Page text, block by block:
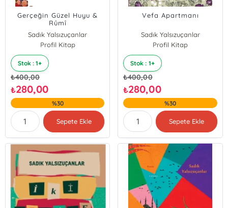
Gerçeğin Güzel Huyu &
Rûmî
Sadık Yalsızuçanlar
Profil Kitap
Stok : 1+
₺400,00
₺280,00
%30
Sepete Ekle
Vefa Apartmanı
Sadık Yalsızuçanlar
Profil Kitap
Stok : 1+
₺400,00
₺280,00
%30
Sepete Ekle